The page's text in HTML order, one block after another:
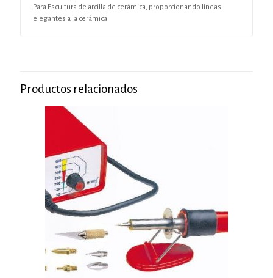
Para Escultura de arcilla de cerámica, proporcionando líneas
elegantes a la cerámica
Productos relacionados